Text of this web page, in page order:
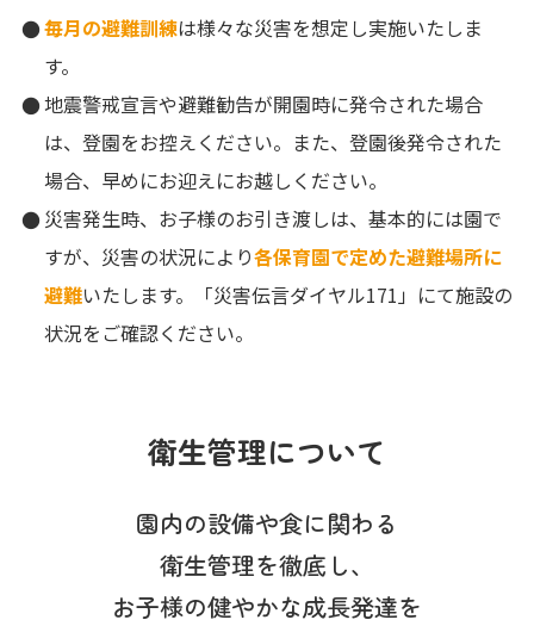
毎月の避難訓練は様々な災害を想定し実施いたしま
す。
地震警戒宣言や避難勧告が開園時に発令された場合
は、登園をお控えください。また、登園後発令された
場合、早めにお迎えにお越しください。
災害発生時、お子様のお引き渡しは、基本的には園で
すが、災害の状況により各保育園で定めた避難場所に
避難いたします。「災害伝言ダイヤル171」にて施設の
状況をご確認ください。
衛生管理について
園内の設備や食に関わる
衛生管理を徹底し、
お子様の健やかな成長発達を